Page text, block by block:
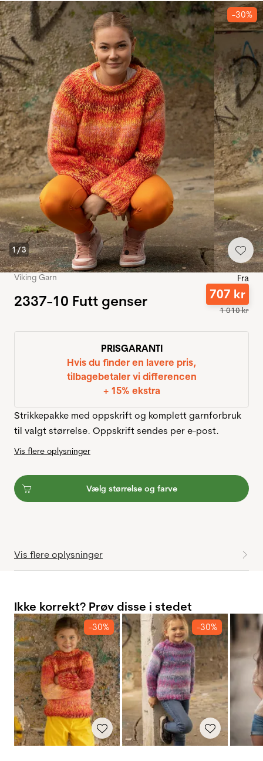
1/3
-30%
Viking Garn
2337-10 Futt genser
Fra
707 kr
1010kr
PRISGARANTI
Hvis du finder en lavere pris,
tilbagebetaler vi differencen
+ 15% ekstra
Strikkepakke med oppskrift og komplett garnforbruk
til valgt størrelse. Oppskrift sendes per e-post.
Vis flere oplysninger
Vælg størrelse og farve
Vis flere oplysninger
Ikke korrekt? Prøv disse i stedet
-30% -30%